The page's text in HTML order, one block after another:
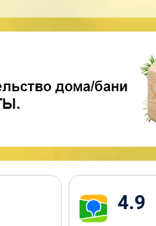
4.9